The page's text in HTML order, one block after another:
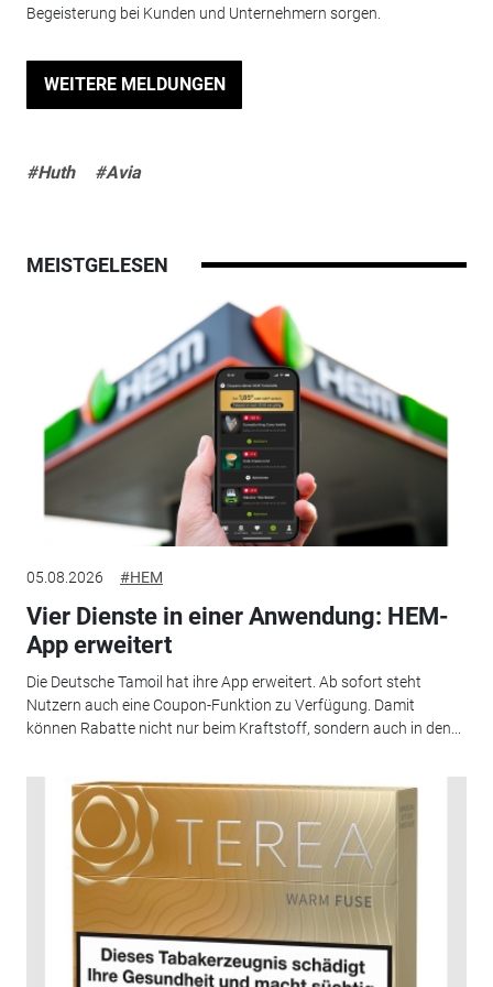
Begeisterung bei Kunden und Unternehmern sorgen.
WEITERE MELDUNGEN
#Huth #Avia
MEISTGELESEN
05.08.2026 #HEM
Vier Dienste in einer Anwendung: HEM-
App erweitert
Die Deutsche Tamoil hat ihre App erweitert. Ab sofort steht
Nutzern auch eine Coupon-Funktion zu Verfügung. Damit
können Rabatte nicht nur beim Kraftstoff, sondern auch in den...